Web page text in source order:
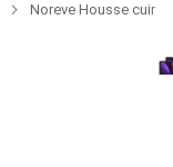
Noreve Housse cuir